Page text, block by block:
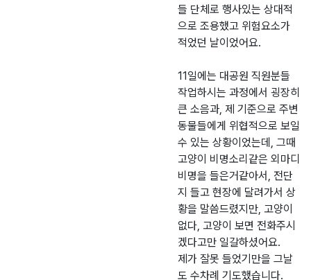
들 단체로 행사있는 상대적
으로 조용했고 위험요소가
적었던 날이었어요.
11일에는 대공원 직원분들
작업하시는 과정에서 굉장히
큰 소음과, 제 기준으로 주변
동물들에게 위협적으로 보일
수 있는 상황이었는데, 그때
고양이 비명소리같은 외마디
비명을 들은거같아서, 전단
지 들고 현장에 달려가서 상
황을 말씀드렸지만, 고양이
없다, 고양이 보면 전화주시
겠다고만 일갈하셨어요.
제가 잘못 들었기만을 그날
도 수차례 기도했습니다.